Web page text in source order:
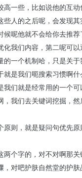
一些，比如说他的互
些人的之后呢，会发现
呢他就不会给你去推荐
我们内容，第二呢可
一个机制哈，只是关于
是我们呃搜索习惯啊什
们就是经常用的一个
，我们去关键词挖掘，
则，就是疑问句优先原
个字的，对不对啊那
对吧护肤自然堂的护